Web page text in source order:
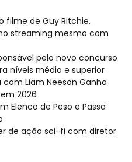
filme de Guy Ritchie,
streaming mesmo com
pelo novo concurso
níveis médio e superior
Liam Neeson Ganha
2026
Elenco de Peso e Passa
de ação sci-fi com diretor